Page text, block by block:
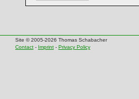
Site © 2005-2026 Thomas Schabacher
Contact - Imprint - Privacy Policy